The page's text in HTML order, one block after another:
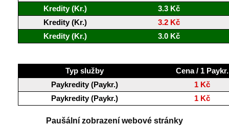
Kredity (Kr.)
3.3 Kč
Kredity (Kr.)
3.2 Kč
Kredity (Kr.)
3.0 Kč
Typ služby
Cena / 1 Paykr.
Paykredity (Paykr.)
1 Kč
Paykredity (Paykr.)
1 Kč
Paušální zobrazení webové stránky